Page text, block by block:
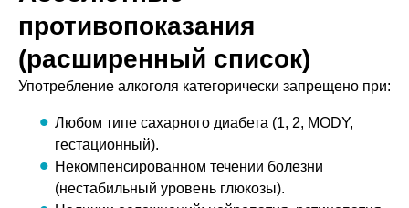
противопоказания
(расширенный список)
Употребление алкоголя категорически запрещено при:
Любом типе сахарного диабета (1, 2, MODY,
гестационный).
Некомпенсированном течении болезни
(нестабильный уровень глюкозы).